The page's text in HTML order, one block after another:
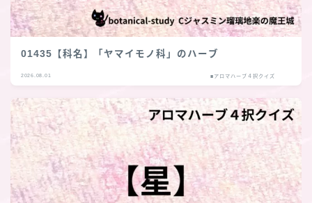
01435【科名】「ヤマイモノ科」のハーブ
2026.08.01 ■アロマハーブ４択クイズ